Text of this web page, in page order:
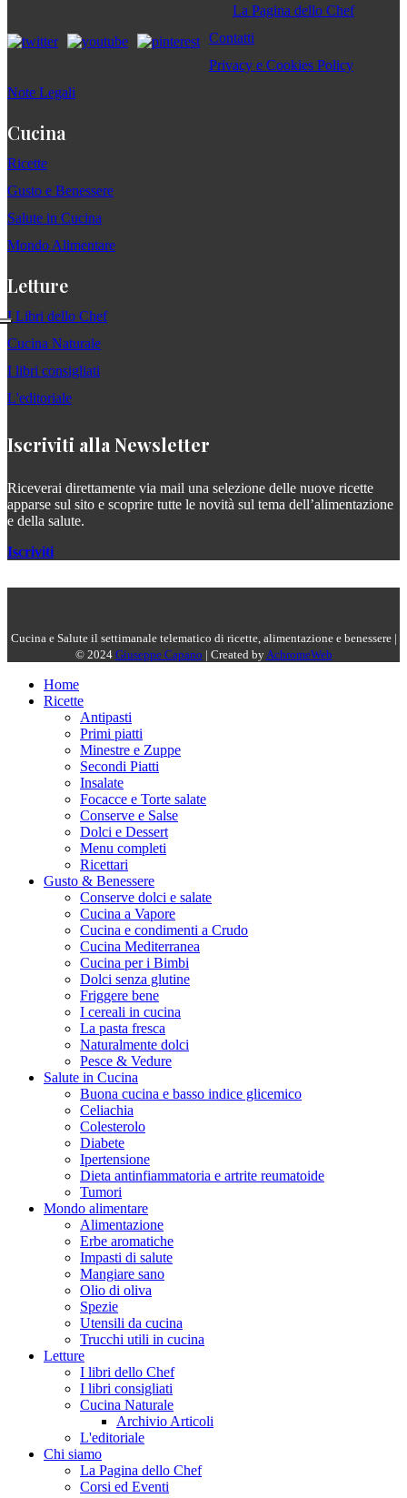
La Pagina dello Chef
Contatti
Privacy e Cookies Policy
Note Legali
Cucina
Ricette
Gusto e Benessere
Salute in Cucina
Mondo Alimentare
Letture
I Libri dello Chef
Cucina Naturale
I libri consigliati
L'editoriale
Iscriviti alla Newsletter
Riceverai direttamente via mail una selezione delle nuove ricette
apparse sul sito e scoprire tutte le novità sul tema dell’alimentazione
e della salute.
Iscriviti
Cucina e Salute il settimanale telematico di ricette, alimentazione e benessere |
© 2024 Giuseppe Capano | Created byAchromeWeb
Home
Ricette
Antipasti
Primi piatti
Minestre e Zuppe
Secondi Piatti
Insalate
Focacce e Torte salate
Conserve e Salse
Dolci e Dessert
Menu completi
Ricettari
Gusto & Benessere
Conserve dolci e salate
Cucina a Vapore
Cucina e condimenti a Crudo
Cucina Mediterranea
Cucina per i Bimbi
Dolci senza glutine
Friggere bene
I cereali in cucina
La pasta fresca
Naturalmente dolci
Pesce & Vedure
Salute in Cucina
Buona cucina e basso indice glicemico
Celiachia
Colesterolo
Diabete
Ipertensione
Dieta antinfiammatoria e artrite reumatoide
Tumori
Mondo alimentare
Alimentazione
Erbe aromatiche
Impasti di salute
Mangiare sano
Olio di oliva
Spezie
Utensili da cucina
Trucchi utili in cucina
Letture
I libri dello Chef
I libri consigliati
Cucina Naturale
Archivio Articoli
L'editoriale
Chi siamo
La Pagina dello Chef
Corsi ed Eventi